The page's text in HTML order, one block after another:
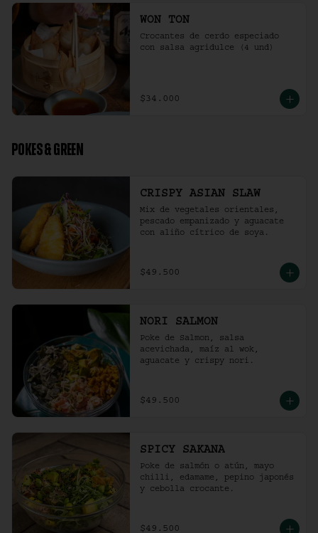
WON TON
Crocantes de cerdo especiado
con salsa agridulce (4 und)
$34.000
POKES & GREEN
CRISPY ASIAN SLAW
Mix de vegetales orientales,
pescado empanizado y aguacate
con aliño cítrico de soya.
$49.500
NORI SALMON
Poke de Salmon, salsa
acevichada, maíz al wok,
aguacate y crispy nori.
$49.500
SPICY SAKANA
Poke de salmón o atún, mayo
chilli, edamame, pepino japonés
y cebolla crocante.
$49.500